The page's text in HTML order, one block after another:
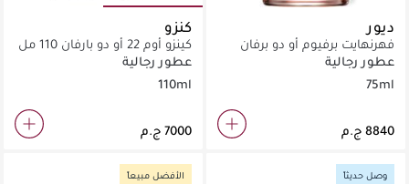
ديور
فهرنهايت برفيوم أو دو برفان
عطور رجالية
75ml
كنزو
كينزو أوم 22 أو دو بارفان 110 مل
عطور رجالية
110ml
وصل حديثاً الأفضل مبيعاً